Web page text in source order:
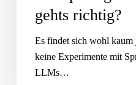
gehts richtig?
Es findet sich wohl kaum
keine Experimente mit
LLMs…